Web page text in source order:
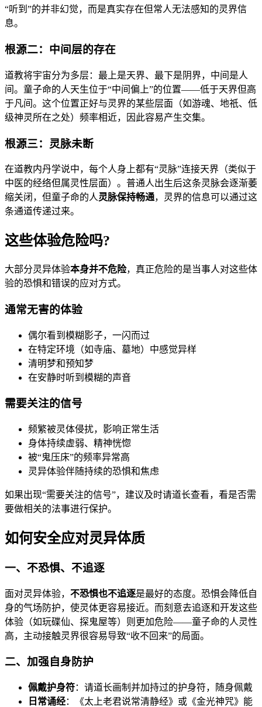
“听到”的并非幻觉，而是真实存在但常人无法感知的灵界信
息。
根源二：中间层的存在
道教将宇宙分为多层：最上是天界、最下是阴界，中间是人
间。童子命的人天生位于“中间偏上”的位置——低于天界但高
于凡间。这个位置正好与灵界的某些层面（如游魂、地祇、低
级神灵所在之处）频率相近，因此容易产生交集。
根源三：灵脉未断
在道教内丹学说中，每个人身上都有“灵脉”连接天界（类似于
中医的经络但属灵性层面）。普通人出生后这条灵脉会逐渐萎
缩关闭，但童子命的人灵脉保持畅通，灵界的信息可以通过这
条通道传递过来。
这些体验危险吗?
大部分灵异体验本身并不危险，真正危险的是当事人对这些体
验的恐惧和错误的应对方式。
通常无害的体验
偶尔看到模糊影子，一闪而过
在特定环境（如寺庙、墓地）中感觉异样
清明梦和预知梦
在安静时听到模糊的声音
需要关注的信号
频繁被灵体侵扰，影响正常生活
身体持续虚弱、精神恍惚
被“鬼压床”的频率异常高
灵异体验伴随持续的恐惧和焦虑
如果出现“需要关注的信号”，建议及时请道长查看，看是否需
要做相关的法事进行保护。
如何安全应对灵异体质
一、不恐惧、不追逐
面对灵异体验， 不恐惧也不追逐是最好的态度。恐惧会降低自
身的气场防护，使灵体更容易接近。而刻意去追逐和开发这些
体验（如玩碟仙、探鬼屋等）则更加危险——童子命的人灵性
高，主动接触灵界很容易导致“收不回来”的局面。
二、加强自身防护
佩戴护身符：请道长画制并加持过的护身符，随身佩戴
日常诵经：《太上老君说常清静经》或《金光神咒》能